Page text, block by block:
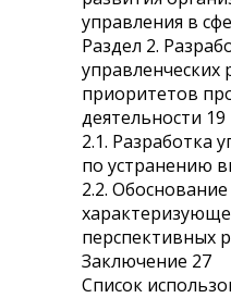
управления в
Раздел 2.
управленческих
приоритетов
деятельности 19
2.1. Разработка
по устранению
2.2.
перспективных
Заключение 27
Список